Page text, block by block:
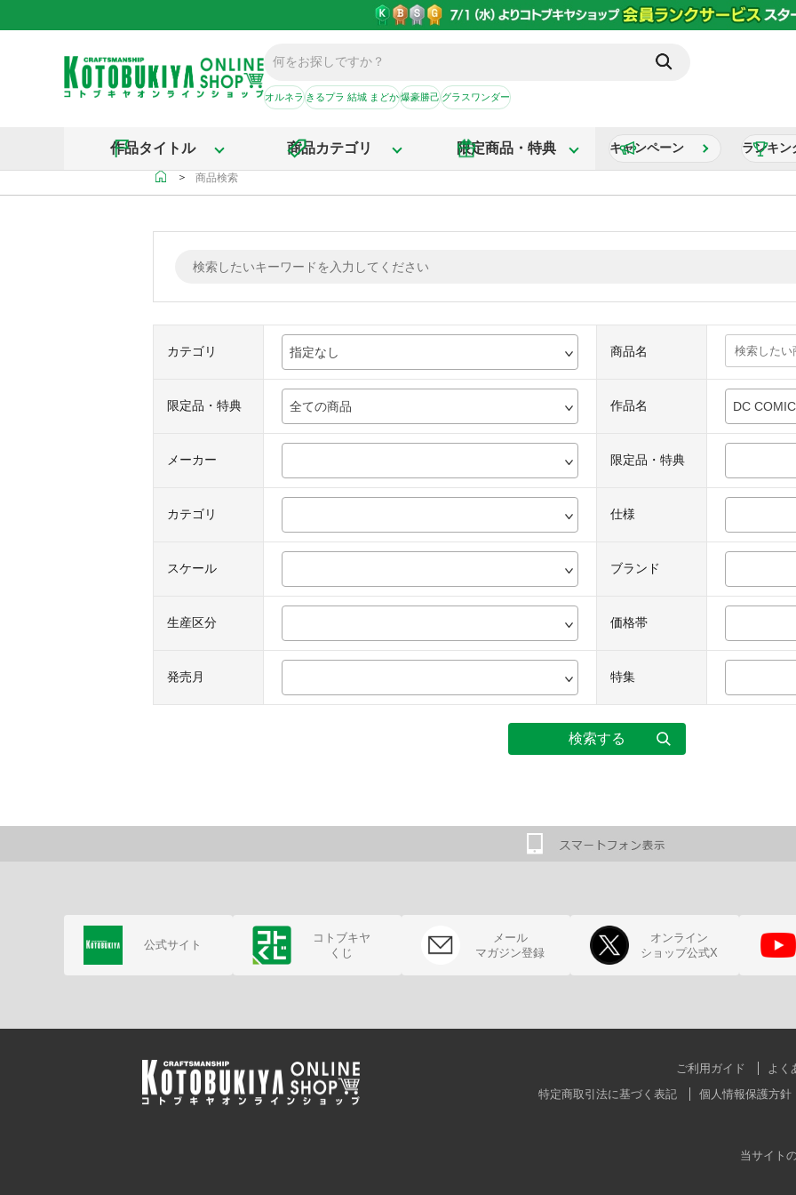
オルネラきるプラ 結城 まどか爆豪勝己グラスワンダー
作品タイトル 商品カテゴリ 限定商品・特典 キャンペーン ランキン
＞ 商品検索
カテゴリ 指定なし 商品名
限定品・特典 全ての商品 作品名 DC
メーカー 限定品・特典
カテゴリ 仕様
スケール ブランド
生産区分 価格帯
発売月 特集
公式サイト
コトブキヤ
くじ
メール
マガジン登録
オンライン
ショップ公式X
ご利用ガイド よく
特定商取引法に基づく表記
個人情報保護方針
当サイト